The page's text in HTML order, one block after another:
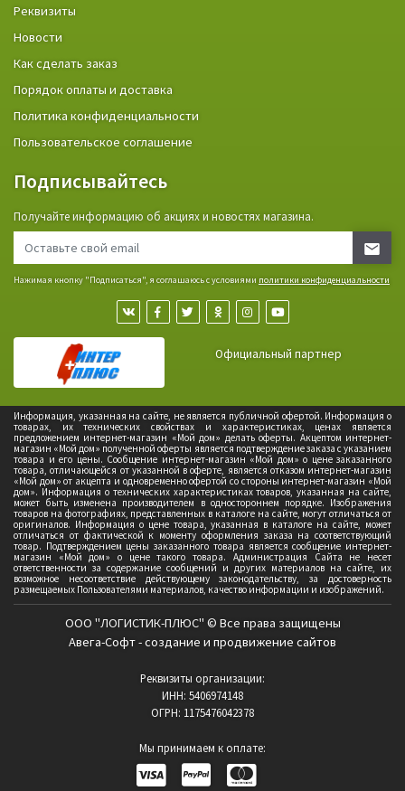
Реквизиты
Новости
Как сделать заказ
Порядок оплаты и доставка
Политика конфиденциальности
Пользовательское соглашение
Подписывайтесь
Получайте информацию об акциях и новостях магазина.
Нажимая кнопку "Подписаться", я соглашаюсь с условиями политики конфиденциальности
Официальный партнер
Информация, указанная на сайте, не является публичной офертой. Информация о
товарах, их технических свойствах и характеристиках, ценах является
предложением интернет-магазин «Мой дом» делать оферты. Акцептом интернет-
магазин «Мой дом» полученной оферты является подтверждение заказа с указанием
товара и его цены. Сообщение интернет-магазин «Мой дом» о цене заказанного
товара, отличающейся от указанной в оферте, является отказом интернет-магазин
«Мой дом» от акцепта и одновременно офертой со стороны интернет-магазин «Мой
дом». Информация о технических характеристиках товаров, указанная на сайте,
может быть изменена производителем в одностороннем порядке. Изображения
товаров на фотографиях, представленных в каталоге на сайте, могут отличаться от
оригиналов. Информация о цене товара, указанная в каталоге на сайте, может
отличаться от фактической к моменту оформления заказа на соответствующий
товар. Подтверждением цены заказанного товара является сообщение интернет-
магазин «Мой дом» о цене такого товара. Администрация Сайта не несет
ответственности за содержание сообщений и других материалов на сайте, их
возможное несоответствие действующему законодательству, за достоверность
размещаемых Пользователями материалов, качество информации и изображений.
ООО "ЛОГИСТИК-ПЛЮС" © Все права защищены
Авега-Софт - создание и продвижение сайтов
Реквизиты организации:
ИНН: 5406974148
ОГРН: 1175476042378
Мы принимаем к оплате: